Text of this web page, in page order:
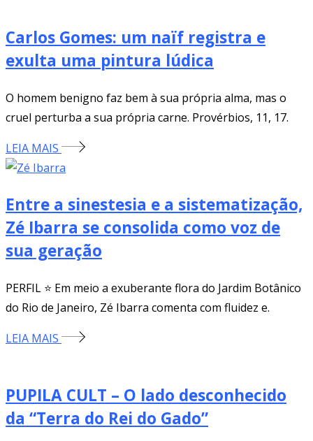
Carlos Gomes: um naïf registra e
exulta uma pintura lúdica
O homem benigno faz bem à sua própria alma, mas o
cruel perturba a sua própria carne. Provérbios, 11, 17.
LEIA MAIS
Entre a sinestesia e a sistematização,
Zé Ibarra se consolida como voz de
sua geração
PERFIL ⭐️ Em meio a exuberante flora do Jardim Botânico
do Rio de Janeiro, Zé Ibarra comenta com fluidez e.
LEIA MAIS
PUPILA CULT – O lado desconhecido
da “Terra do Rei do Gado”